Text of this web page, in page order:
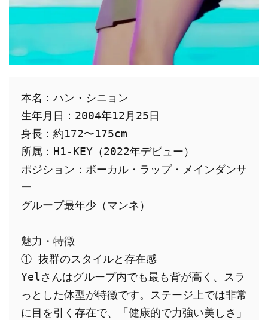
本名：ハン・シニョン
生年月日：2004年12月25日
身長：約172〜175cm
所属：H1-KEY（2022年デビュー）
ポジション：ボーカル・ラップ・メインダンサ
ー
グループ最年少（マンネ）
魅力・特徴
① 抜群のスタイルと存在感
Yelさんはグループ内でも最も背が高く、スラ
っとした体型が特徴です。ステージ上では非常
に目を引く存在で、「健康的で力強い美しさ」